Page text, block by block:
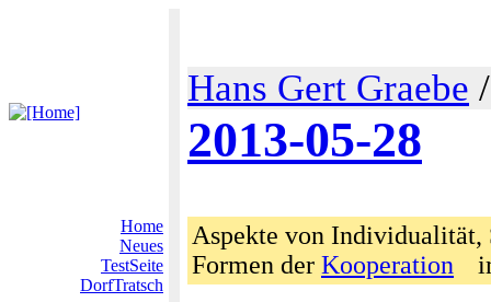
Hans Gert Graebe
2013-05-28
Home
Neues
TestSeite
DorfTratsch
Aspekte von Individualität,
Formen der Kooperation